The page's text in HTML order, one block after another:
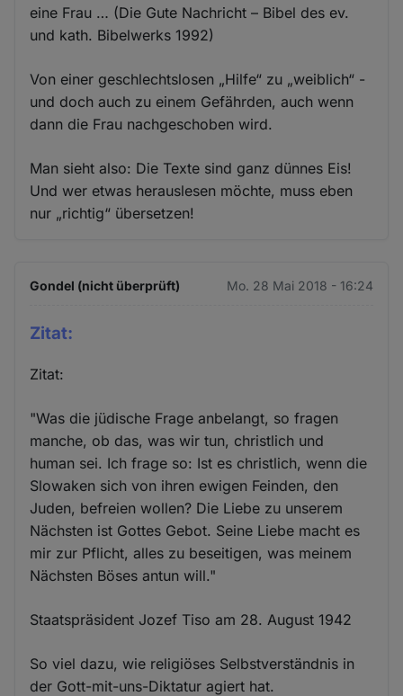
eine Frau … (Die Gute Nachricht – Bibel des ev.
und kath. Bibelwerks 1992)
Von einer geschlechtslosen „Hilfe“ zu „weiblich“ -
und doch auch zu einem Gefährden, auch wenn
dann die Frau nachgeschoben wird.
Man sieht also: Die Texte sind ganz dünnes Eis!
Und wer etwas herauslesen möchte, muss eben
nur „richtig“ übersetzen!
Gondel (nicht überprüft) Mo. 28 Mai 2018 - 16:24
Zitat:
Zitat:
"Was die jüdische Frage anbelangt, so fragen
manche, ob das, was wir tun, christlich und
human sei. Ich frage so: Ist es christlich, wenn die
Slowaken sich von ihren ewigen Feinden, den
Juden, befreien wollen? Die Liebe zu unserem
Nächsten ist Gottes Gebot. Seine Liebe macht es
mir zur Pflicht, alles zu beseitigen, was meinem
Nächsten Böses antun will."
Staatspräsident Jozef Tiso am 28. August 1942
So viel dazu, wie religiöses Selbstverständnis in
der Gott-mit-uns-Diktatur agiert hat.